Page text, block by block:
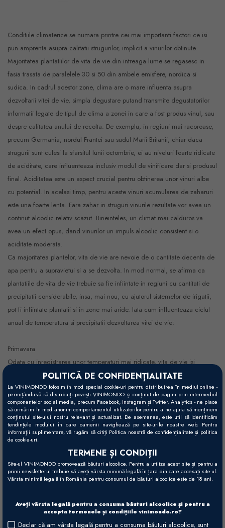
POLITICĂ DE CONFIDENȚIALITATE
La VINIMONDO folosim în mod special cookie-uri pentru distribuirea în mediul online -
permițându-vă să distribuiți povești VINIMONDO și conținut de pagini prin intermediul
componentelor social media, precum Facebook, Instagram și Twitter. Analytics - ne place
să urmărim în mod anonim comportamentul utilizatorilor pentru a ne ajuta să menținem
conținutul site-ului nostru relevant și actualizat. De asemenea, este util să identificăm
tendințele modului în care oamenii navighează pe site-urile noastre web. Pentru
informații suplimentare, vă rugăm să citiți Politica noastră de confidențialitate și politica
de cookie-uri.
TERMENE ȘI CONDIȚII
Site-ul VINIMONDO promovează băuturi alcoolice. Pentru a utiliza acest site și pentru a
primi newsletterul trebuie să aveți vârsta minimă legală în țara din care accesați site-ul.
Vârsta minimă legală în România pentru consumul de băuturi alcoolice este de 18 ani.
Aveți vârsta legală pentru a consuma băuturi alcoolice și pentru a
accepta termenele și condițiile vinimondo.ro?
Declar că am vârsta legală pentru a consuma băuturi alcoolice, sunt
Conditiile climaterice se numara printre cei mai importanti factori ce isi
pun amprenta asupra calitatii strugurilor, implicit a vinurilor obtinute.
Majoritatea plantatiilor de vita de vie din intreaga lume se regasesc in
fasia trasata de paralelele 30 si 50 din ambele emisfere, nordica si
sudica. In cadrul acestor zone, clima are o mare influenta asupra
dezvoltarii vitei de vie, simpla degustare putand transmite degustatorilor
informatii legate de tipul de clima a zonei in care a fost produs vinul, sau
despre calitatea anului de recolta. De exemplu, in regiuni mai racoroase,
precum Germania, nordul Frantei sau sudul Marii Britanii, chiar daca
strugurii sunt culesi la sfarsitul lunii octombrie, ei au niveluri foarte ridicate
de aciditate, care influenteaza inclusiv modul de vinificare dar si produsul
final. Aciditatea este un aspect crucial pentru obtinerea unor vinuri albe
cu potential. In acelasi timp, pentru aceste vinuri acumularea de zaharuri
este una foarte lenta. Fara zahar in struguri vinurile rezultate vor avea un
continut alcoolic relativ scazut. Bineinteles, un climat mai calduros va
avea un efect opus, dand vinurilor un impuls alcoolic consistent si o
aciditate moderata.
Ca majoritatea plantelor, vita de vie are nevoie de o cantitate decenta de
apa pentru a supravietui si a se dezvolta. In mod normal, se afirma ca
plantatiile de vita de vie trebuie sa fie infiintate in regiuni cu cantitati de
precipitatii considerabile, insa, mai nou, cu ajutorul sistemelor de irigatii,
pot fi infiintate plantatii si in zone mai aride. Iata cum influenteaza ciclul
anual de temperatura si precipitatii dezvoltarea vitei de vie:
Primavara
Odata cu inregistrarea unor temperaturi mai ridicate, vita de vie isi
reincepe perioada de vegetatie. Plusul de caloric, face ca via sa produca
o cantitate mare de muguri de rod si frunze. Atat precipitatiile de
primavara, cat si temperaturile mai ridicate, contribuie foarte mult la
pastrarea vigurozitatii plantei. In aceasta perioada, viticultorii trebuie sa fie
atenti la semnele de boli sau daunatori si sa aplice tratamentele necesare
de preventie. La sfarsitul primaverii, vita de vie intra in perioada de
Vara
recoltei. Pentru o dezvoltare cat mai buna a strugurilor este necesar ca
vremea sa fie calduroasa, insorita si secetoasa. In aceasta perioada, unii